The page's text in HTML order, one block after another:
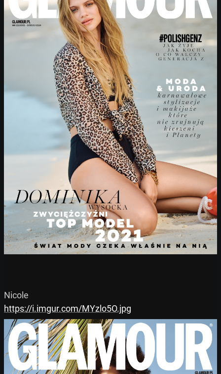
https://i.imgur.com/MYzlo5O.jpg